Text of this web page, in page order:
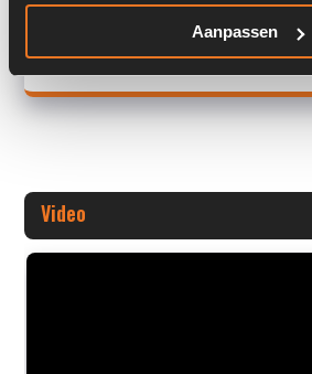
Aanpassen
S/N: -
+ Volledige overige informatie openen
Video